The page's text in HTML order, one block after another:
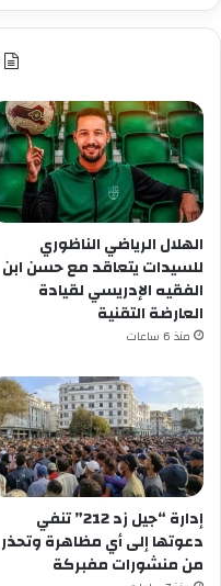
الهلال الرياضي الناظوري
للسيدات يتعاقد مع حسن ابن
الفقيه الإدريسي لقيادة
العارضة التقنية
منذ 6 ساعات
إدارة “جيل زد 212” تنفي
دعوتها إلى أي مظاهرة وتحذر
من منشورات مفبركة